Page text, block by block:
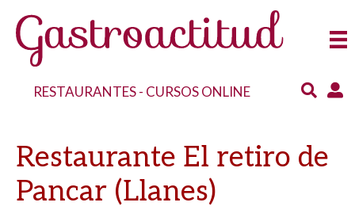
RESTAURANTES- CURSOS ONLINE
Restaurante El retiro de
Pancar (Llanes)